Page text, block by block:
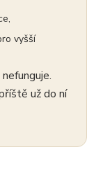
vyšší
už do ní